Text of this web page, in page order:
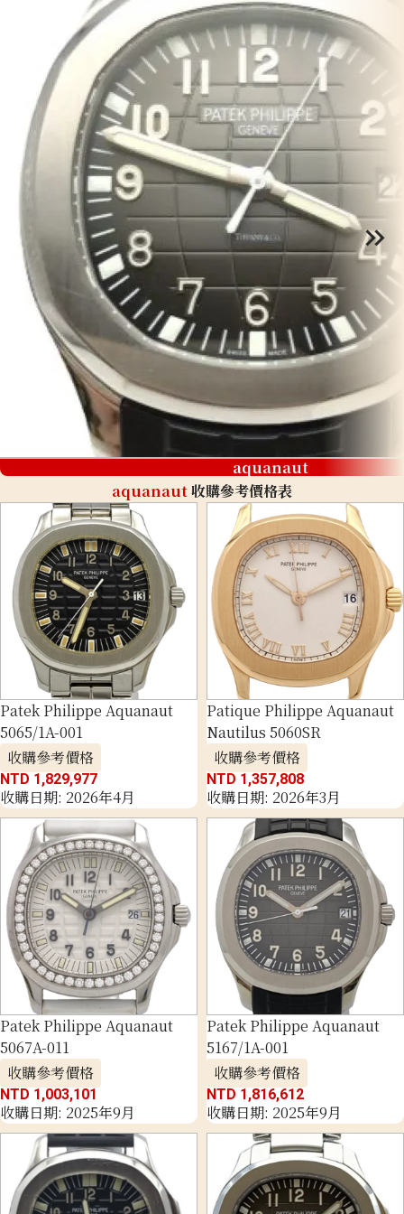
aquanaut
aquanaut收購參考價格表
Patek Philippe Aquanaut
5065/1A-001
收購參考價格
NTD 1,829,977
收購日期: 2026年4月
Patique Philippe Aquanaut
Nautilus 5060SR
收購參考價格
NTD 1,357,808
收購日期: 2026年3月
Patek Philippe Aquanaut
5067A-011
收購參考價格
NTD 1,003,101
收購日期: 2025年9月
Patek Philippe Aquanaut
5167/1A-001
收購參考價格
NTD 1,816,612
收購日期: 2025年9月